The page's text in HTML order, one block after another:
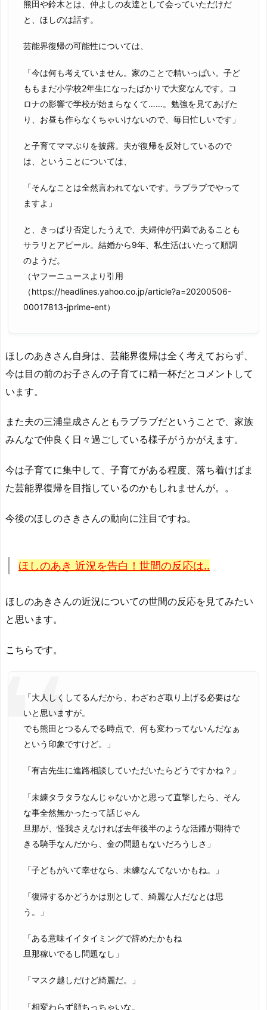
熊田や鈴木とは、仲よしの友達として会っていただけだ
と、ほしのは話す。
芸能界復帰の可能性については、
「今は何も考えていません。家のことで精いっぱい。子ど
ももまだ小学校2年生になったばかりで大変なんです。コ
ロナの影響で学校が始まらなくて……。勉強を見てあげた
り、お昼も作らなくちゃいけないので、毎日忙しいです」
と子育てママぶりを披露。夫が復帰を反対しているので
は、ということについては、
「そんなことは全然言われてないです。ラブラブでやって
ますよ」
と、きっぱり否定したうえで、夫婦仲が円満であることも
サラリとアピール。結婚から9年、私生活はいたって順調
のようだ。
（ヤフーニュースより引用
（https://headlines.yahoo.co.jp/article?a=20200506-
00017813-jprime-ent）
ほしのあきさん自身は、芸能界復帰は全く考えておらず、
今は目の前のお子さんの子育てに精一杯だとコメントして
います。
また夫の三浦皇成さんともラブラブだということで、家族
みんなで仲良く日々過ごしている様子がうかがえます。
今は子育てに集中して、子育てがある程度、落ち着けばま
た芸能界復帰を目指しているのかもしれませんが。。
今後のほしのさきさんの動向に注目ですね。
ほしのあき 近況を告白！世間の反応は..
ほしのあきさんの近況についての世間の反応を見てみたい
と思います。
こちらです。
「大人しくしてるんだから、わざわざ取り上げる必要はな
いと思いますが。
でも熊田とつるんでる時点で、何も変わってないんだなぁ
という印象ですけど。」
「有吉先生に進路相談していただいたらどうですかね？」
「未練タラタラなんじゃないかと思って直撃したら、そん
な事全然無かったって話じゃん
旦那が、怪我さえなければ去年後半のような活躍が期待で
きる騎手なんだから、金の問題もないだろうしさ」
「子どもがいて幸せなら、未練なんてないかもね。」
「復帰するかどうかは別として、綺麗な人だなとは思
う。」
「ある意味イイタイミングで辞めたかもね
旦那稼いでるし問題なし」
「マスク越しだけど綺麗だ。」
「相変わらず顔ちっちゃいな。